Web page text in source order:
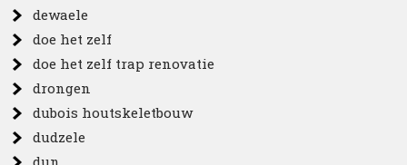
dewaele
doe het zelf
doe het zelf trap renovatie
drongen
dubois houtskeletbouw
dudzele
dun